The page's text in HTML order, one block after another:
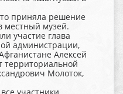
приняла решение
местный музей.
участие глава
администрации,
Алексей
территориальной
Молоток,